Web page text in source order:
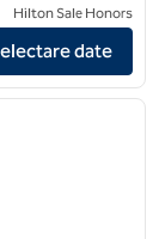
London - Hyde
Hilton Sale Honors
date
1/12